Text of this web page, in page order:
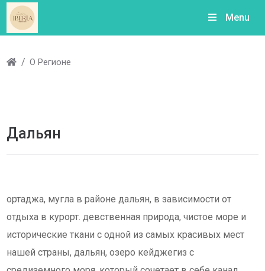
Menu
О Регионе
Дальян
ортаджа, мугла в районе дальян, в зависимости от
отдыха в курорт. девственная природа, чистое море и
исторические ткани с одной из самых красивых мест
нашей страны, дальян, озеро кейджегиз с